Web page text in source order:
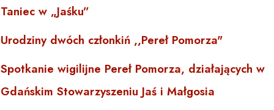
Taniec w „Jaśku”
Urodziny dwóch członkiń ,,Pereł Pomorza"
Spotkanie wigilijne Pereł Pomorza, działających w
Gdańskim Stowarzyszeniu Jaś i Małgosia